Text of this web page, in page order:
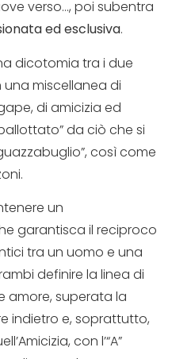
verso…, poi subentra
ed esclusiva.
dicotomia tra i due
una miscellanea di
di amicizia ed
da ciò che si
così come
un
garantisca il reciproco
tra un uomo e una
definire la linea di
amore, superata la
indietro e, soprattutto,
con l’“A”